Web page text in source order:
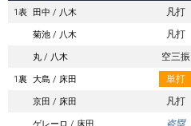
1表 田中 八木 凡打
菊池
八木 凡打
丸
八木 空三振
1裏 大島 床田 単打
京田
床田 凡打